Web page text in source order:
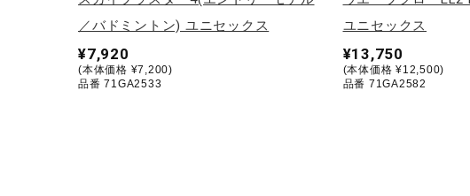
／バドミントン) ユニセックス
¥7,920
(本体価格 ¥7,200)
品番 71GA2533
ユニセックス
¥13,750
(本体価格 ¥12,500)
品番 71GA2582